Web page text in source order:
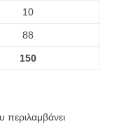
10
88
150
περιλαμβάνει